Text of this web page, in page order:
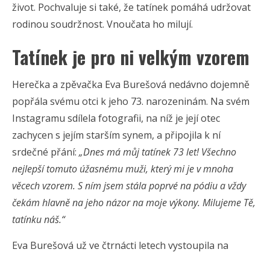
život. Pochvaluje si také, že tatínek pomáhá udržovat
rodinou soudržnost. Vnoučata ho milují.
Tatínek je pro ni velkým vzorem
Herečka a zpěvačka Eva Burešová nedávno dojemně
popřála svému otci k jeho 73. narozeninám. Na svém
Instagramu sdílela fotografii, na níž je její otec
zachycen s jejím starším synem, a připojila k ní
srdečné přání: „Dnes má můj tatínek 73 let! Všechno
nejlepší tomuto úžasnému muži, který mi je v mnoha
věcech vzorem. S ním jsem stála poprvé na pódiu a vždy
čekám hlavně na jeho názor na moje výkony. Milujeme Tě,
tatínku náš.“
Eva Burešová už ve čtrnácti letech vystoupila na